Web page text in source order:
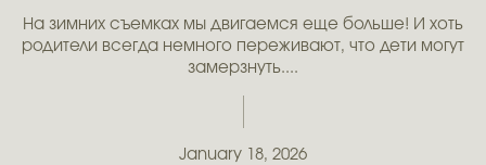
На зимних съемках мы двигаемся еще больше! И хоть
родители всегда немного переживают, что дети могут
замерзнуть....
January 18, 2026